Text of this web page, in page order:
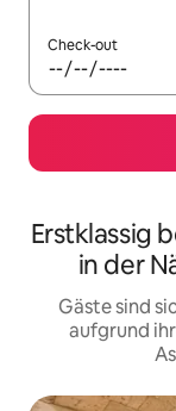
Check-out
Erstklassig
in der
Gäste sind
aufgrund